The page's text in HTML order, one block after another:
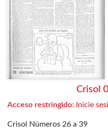
Crisol
Acceso restringido: Inicie
Crisol Números 26 a 39